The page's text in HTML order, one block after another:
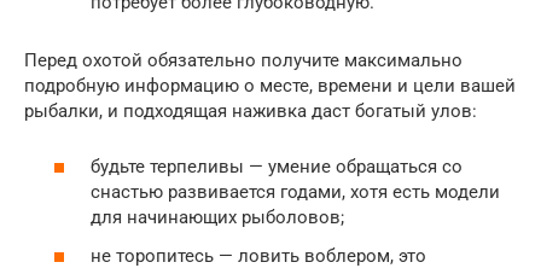
Перед охотой обязательно получите максимально
подробную информацию о месте, времени и цели вашей
рыбалки, и подходящая наживка даст богатый улов:
будьте терпеливы — умение обращаться со
снастью развивается годами, хотя есть модели
для начинающих рыболовов;
не торопитесь — ловить воблером, это